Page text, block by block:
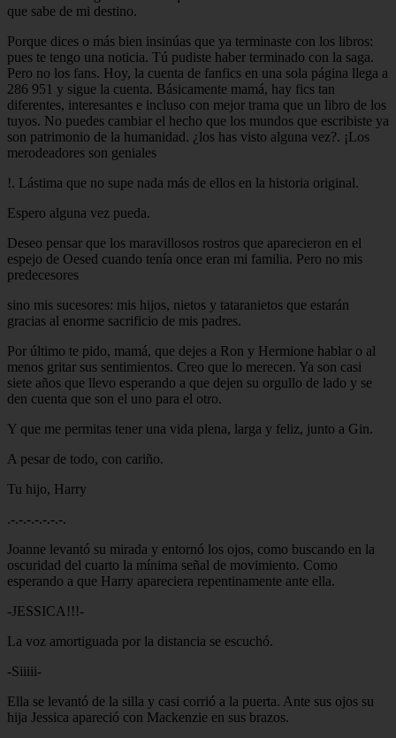
que sabe de mi destino.
Porque dices o más bien insinúas que ya terminaste con los libros:
pues te tengo una noticia. Tú pudiste haber terminado con la saga.
Pero no los fans. Hoy, la cuenta de fanfics en una sola página llega a
286 951 y sigue la cuenta. Básicamente mamá, hay fics tan
diferentes, interesantes e incluso con mejor trama que un libro de los
tuyos. No puedes cambiar el hecho que los mundos que escribiste ya
son patrimonio de la humanidad. ¿los has visto alguna vez?. ¡Los
merodeadores son geniales
!. Lástima que no supe nada más de ellos en la historia original.
Espero alguna vez pueda.
Deseo pensar que los maravillosos rostros que aparecieron en el
espejo de Oesed cuando tenía once eran mi familia. Pero no mis
predecesores
sino mis sucesores: mis hijos, nietos y tataranietos que estarán
gracias al enorme sacrificio de mis padres.
Por último te pido, mamá, que dejes a Ron y Hermione hablar o al
menos gritar sus sentimientos. Creo que lo merecen. Ya son casi
siete años que llevo esperando a que dejen su orgullo de lado y se
den cuenta que son el uno para el otro.
Y que me permitas tener una vida plena, larga y feliz, junto a Gin.
A pesar de todo, con cariño.
Tu hijo, Harry
.-.-.-.-.-.-.-.
Joanne levantó su mirada y entornó los ojos, como buscando en la
oscuridad del cuarto la mínima señal de movimiento. Como
esperando a que Harry apareciera repentinamente ante ella.
-JESSICA!!!-
La voz amortiguada por la distancia se escuchó.
-Siiiii-
Ella se levantó de la silla y casi corrió a la puerta. Ante sus ojos su
hija Jessica apareció con Mackenzie en sus brazos.